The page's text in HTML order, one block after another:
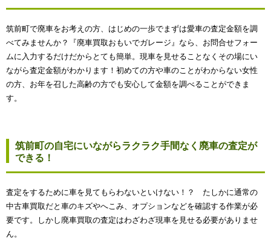
筑前町で廃車をお考えの方、はじめの一歩でまずは愛車の査定金額を調
べてみませんか？『廃車買取おもいでガレージ』なら、お問合せフォー
ムに入力するだけだからとても簡単。現車を見せることなくその場にい
ながら査定金額がわかります！初めての方や車のことがわからない女性
の方、お年を召した高齢の方でも安心して金額を調べることができま
す。
筑前町の自宅にいながらラクラク手間なく廃車の査定が
できる！
査定をするために車を見てもらわないといけない！？ たしかに通常の
中古車買取だと車のキズやへこみ、オプションなどを確認する作業が必
要です。しかし廃車買取の査定はわざわざ現車を見せる必要がありませ
ん。